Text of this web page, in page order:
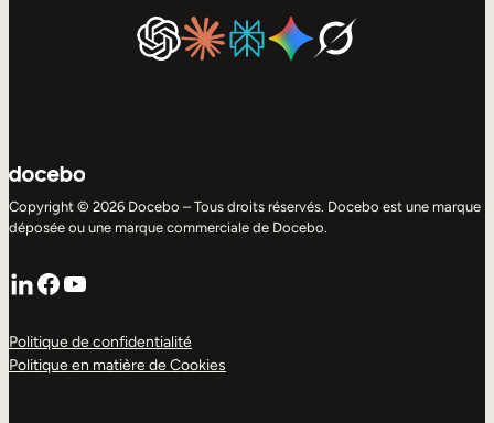
Copyright © 2026 Docebo – Tous droits réservés. Docebo est une marque
déposée ou une marque commerciale de Docebo.
LinkedIn
Facebook
YouTube
Politique de confidentialité
Politique en matière de Cookies